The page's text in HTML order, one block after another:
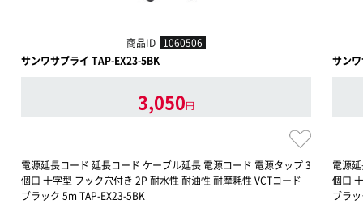
商品ID 1060506
サンワサプライ TAP-EX23-5BK
3,050円
電源延長コード 延長コード ケーブル延長 電源コード 電源タップ 3
個口 十字型 フック穴付き 2P 耐水性 耐油性 耐摩耗性 VCTコード
ブラック 5m TAP-EX23-5BK
サン
電源
個口
ブラ